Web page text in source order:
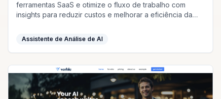
ferramentas SaaS e otimize o fluxo de trabalho com
insights para reduzir custos e melhorar a eficiência da
Assistente de Análise de AI